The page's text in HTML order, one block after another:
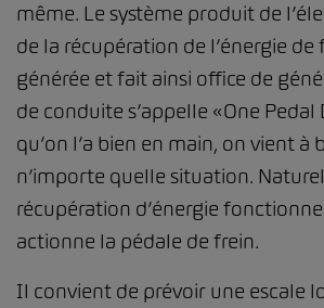
même. Le système produit de
de la récupération de l’énergie de
générée et fait ainsi office de
de conduite s’appelle «One Pedal
qu’on l’a bien en main, on vient à
n’importe quelle situation.
récupération d’énergie
actionne la pédale de frein.
Il convient de prévoir une escale